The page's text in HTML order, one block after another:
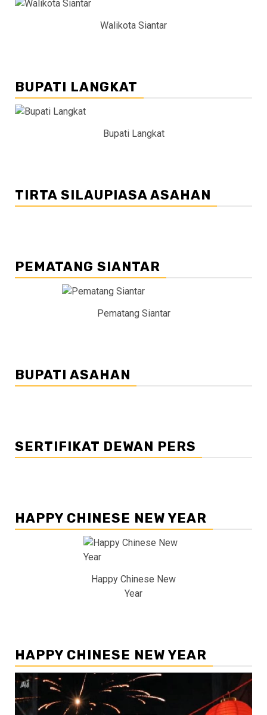
Walikota Siantar
BUPATI LANGKAT
Bupati Langkat
TIRTA SILAUPIASA ASAHAN
PEMATANG SIANTAR
Pematang Siantar
BUPATI ASAHAN
SERTIFIKAT DEWAN PERS
HAPPY CHINESE NEW YEAR
Happy Chinese New
Year
HAPPY CHINESE NEW YEAR